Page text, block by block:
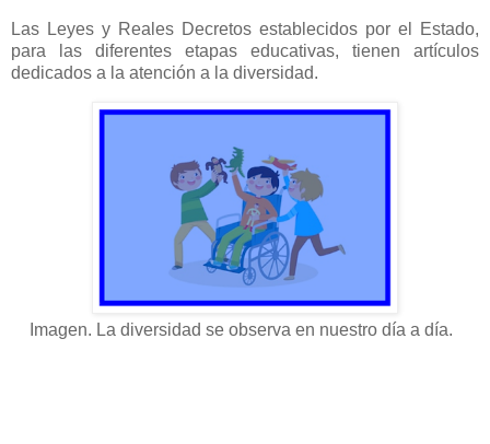
Las Leyes y Reales Decretos establecidos por el Estado,
para las diferentes etapas educativas, tienen artículos
dedicados a la atención a la diversidad.
Imagen. La diversidad se observa en nuestro día a día.